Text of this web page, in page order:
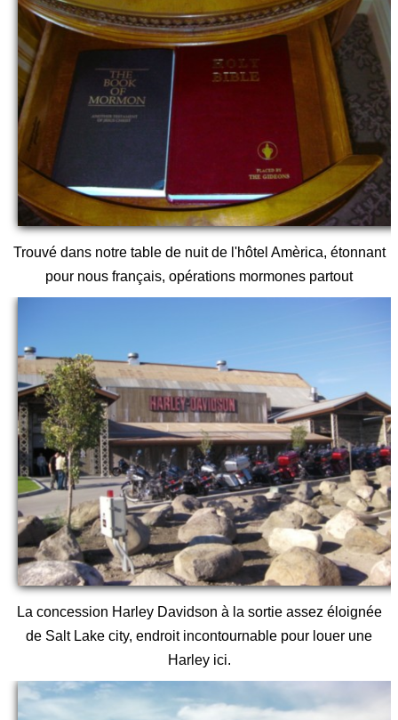
Trouvé dans notre table de nuit de l'hôtel Amèrica, étonnant
pour nous français, opérations mormones partout
La concession Harley Davidson à la sortie assez éloignée
de Salt Lake city, endroit incontournable pour louer une
Harley ici.